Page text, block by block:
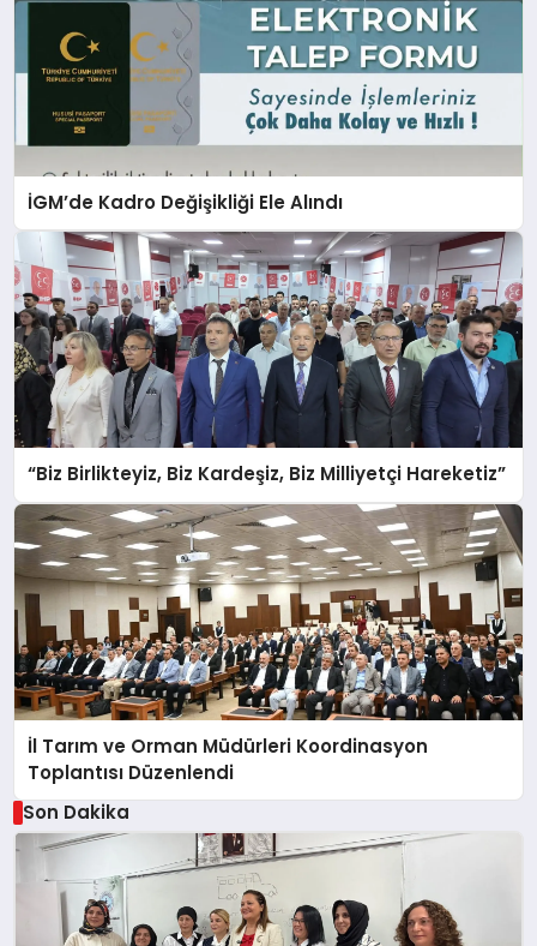
İGM’de Kadro Değişikliği Ele Alındı
“Biz Birlikteyiz, Biz Kardeşiz, Biz Milliyetçi Hareketiz”
İl Tarım ve Orman Müdürleri Koordinasyon
Toplantısı Düzenlendi
Son Dakika